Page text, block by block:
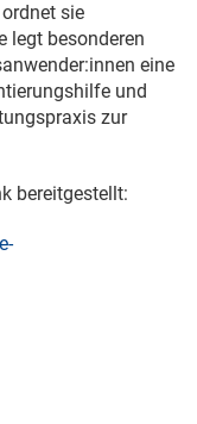
sie
legt besonderen
eine
und
zur
bereitgestellt: